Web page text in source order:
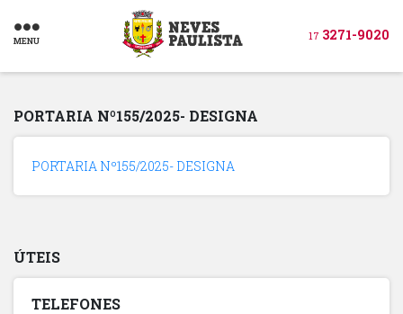
MENU 17 3271-9020
PORTARIA Nº155/2025- DESIGNA
PORTARIA Nº155/2025- DESIGNA
ÚTEIS
TELEFONES